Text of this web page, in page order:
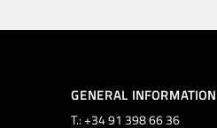
GENERAL INFORMATION
T.: +34 91 398 66 36